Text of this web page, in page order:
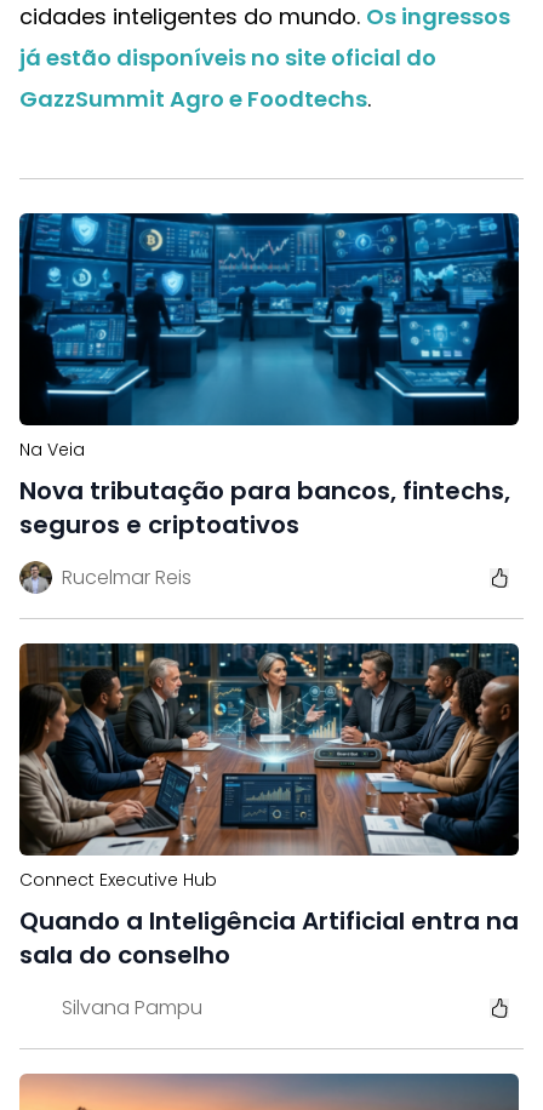
cidades inteligentes do mundo. Os ingressos
já estão disponíveis no site oficial do
GazzSummit Agro e Foodtechs.
Na Veia
Nova tributação para bancos, fintechs,
seguros e criptoativos
Rucelmar Reis
Connect Executive Hub
Quando a Inteligência Artificial entra na
sala do conselho
Silvana Pampu